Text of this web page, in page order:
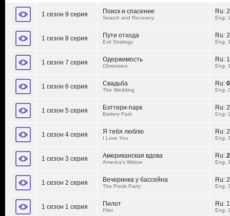
1 сезон 9 серия Поиск и спасение
Search and Recovery
Ru:
Eng:
1 сезон 8 серия Пути отхода
Exit Strategy
Ru:
Eng:
1 сезон 7 серия Одержимость
Obsession
Ru:
Eng:
1 сезон 6 серия Свадьба
The Wedding
Ru:
Eng:
1 сезон 5 серия Бэттери-парк
Battery Park
Ru:
Eng:
1 сезон 4 серия Я тебя люблю
I Love You
Ru:
Eng:
1 сезон 3 серия Американская вдова
America’s Widow
Ru:
Eng:
1 сезон 2 серия Вечеринка у бассейна
The Pools Party
Ru:
Eng:
1 сезон 1 серия Пилот
Pilot
Ru:
Eng: